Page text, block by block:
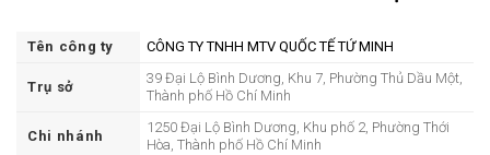
Tên công ty CÔNG TY TNHH MTV QUỐC TẾ TỨ MINH
Trụ sở
39 Đại Lộ Bình Dương, Khu 7, Phường Thủ Dầu Một,
Thành phố Hồ Chí Minh
Chi nhánh
1250 Đại Lộ Bình Dương, Khu phố 2, Phường Thới
Hòa, Thành phố Hồ Chí Minh